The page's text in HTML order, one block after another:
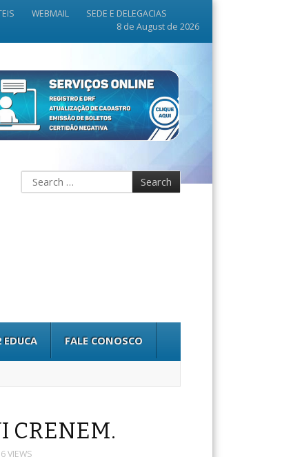
WEBMAIL
SEDE E DELEGACIAS
8 de August de 2026
EDUCA FALE CONOSCO
CRENEM.
VIEWS